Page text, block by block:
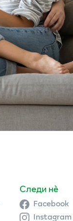
Следи нè
Facebook
Instagram